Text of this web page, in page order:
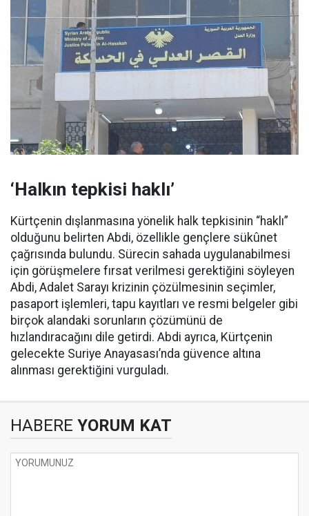
‘Halkın tepkisi haklı’
Kürtçenin dışlanmasına yönelik halk tepkisinin “haklı”
olduğunu belirten Abdi, özellikle gençlere sükûnet
çağrısında bulundu. Sürecin sahada uygulanabilmesi
için görüşmelere fırsat verilmesi gerektiğini söyleyen
Abdi, Adalet Sarayı krizinin çözülmesinin seçimler,
pasaport işlemleri, tapu kayıtları ve resmi belgeler gibi
birçok alandaki sorunların çözümünü de
hızlandıracağını dile getirdi. Abdi ayrıca, Kürtçenin
gelecekte Suriye Anayasası’nda güvence altına
alınması gerektiğini vurguladı.
HABERE YORUM KAT